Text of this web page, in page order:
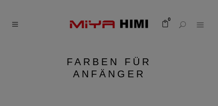
0
FARBEN FÜR
ANFÄNGER